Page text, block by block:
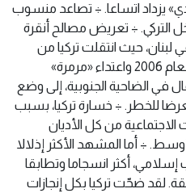
يزداد اتساعا. ÷ تصاعد منسوب
التركي. ÷ تعريض مصالح أنقرة
حيث انتقلت تركيا من
وضع المرحّب به بعد حرب تموز العام 2006 واعتداء «مرمرة»
في الضاحية الجنوبية، إلى وضع
للخطر. ÷ خسارة تركيا، بسبب
الاجتماعية من كل الأديان
÷ أما المشهد الأكثر إذلالا
أكثر انسجاما وتطابقا
لقد ضحّت تركيا بكل إنجازات